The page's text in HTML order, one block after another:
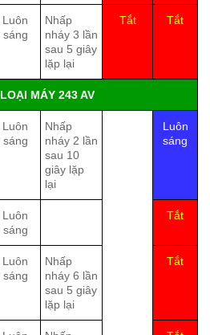
Luôn
sáng
Nhấp
nháy 3 lần
sau 5 giây
lặp lại
Tắt Tắt
LOẠI MÁY 243 AV
Luôn
sáng
Nhấp
nháy 2 lần
sau 10
giây lặp
lại
Luôn
sáng
Luôn
sáng
Tắt
Luôn
sáng
Nhấp
nháy 6 lần
sau 5 giây
lặp lại
Tắt